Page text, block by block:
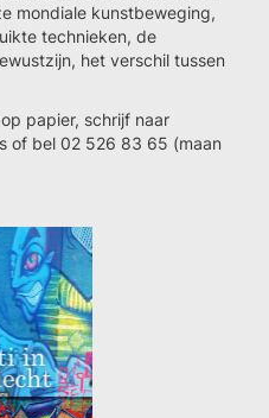
mondiale kunstbeweging,
technieken, de
het verschil tussen
papier, schrijf naar
of bel 02 526 83 65 (maan